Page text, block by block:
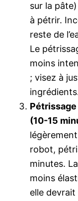
sur la
à pétrir.
reste de
Le
moins
; visez à
(10-15
robot,
minutes.
moins
elle